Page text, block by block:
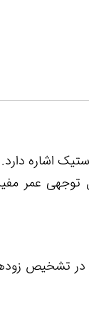
اشاره
عمر
در تشخیص